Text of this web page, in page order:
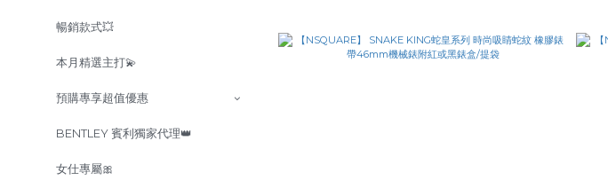
暢銷款式💥
本月精選主打💫
預購專享超值優惠
BENTLEY 賓利獨家代理👑
女仕專屬🎀